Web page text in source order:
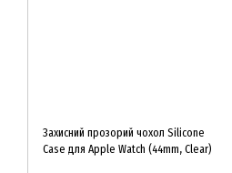
Захисний прозорий чохол Silicone
Case для Apple Watch (44mm, Clear)